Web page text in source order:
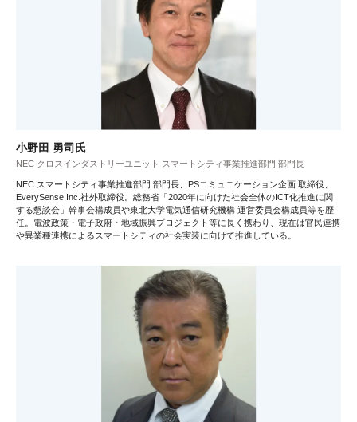
小野田 勇司氏
NEC クロスインダストリーユニット スマートシティ事業推進部門 部門長
NEC スマートシティ事業推進部門 部門長、PSコミュニケーション企画 取締役、
EverySense,Inc.社外取締役。総務省「2020年に向けた社会全体のICT化推進に関
する懇談会」幹事会構成員や東北大学電気通信研究機構 運営委員会構成員等を歴
任。電波政策・電子政府・地域振興プロジェクト等に長く携わり、現在は官民連携
や異業種連携によるスマートシティの社会実装に向けて推進している。